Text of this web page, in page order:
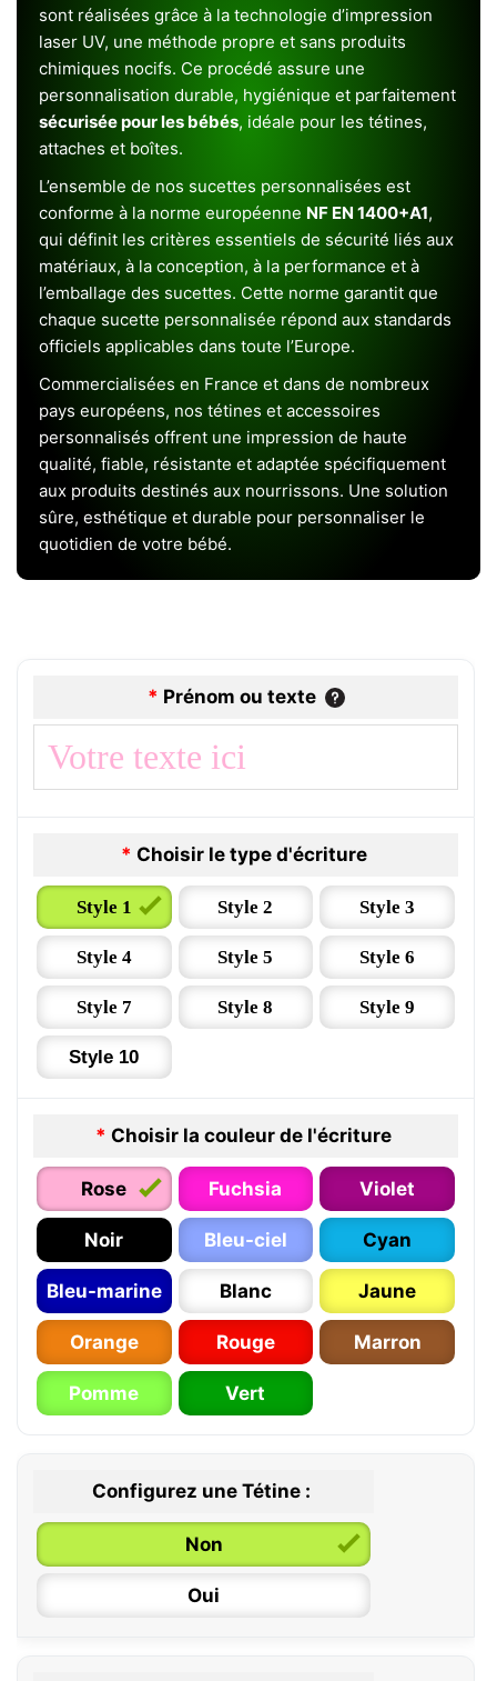
sont réalisées grâce à la technologie d’impression
laser UV, une méthode propre et sans produits
chimiques nocifs. Ce procédé assure une
personnalisation durable, hygiénique et parfaitement
sécurisée pour les bébés, idéale pour les tétines,
attaches et boîtes.
L’ensemble de nos sucettes personnalisées est
conforme à la norme européenne NF EN 1400+A1,
qui définit les critères essentiels de sécurité liés aux
matériaux, à la conception, à la performance et à
l’emballage des sucettes. Cette norme garantit que
chaque sucette personnalisée répond aux standards
officiels applicables dans toute l’Europe.
Commercialisées en France et dans de nombreux
pays européens, nos tétines et accessoires
personnalisés offrent une impression de haute
qualité, fiable, résistante et adaptée spécifiquement
aux produits destinés aux nourrissons. Une solution
sûre, esthétique et durable pour personnaliser le
quotidien de votre bébé.
* Prénom ou texte
* Choisir le type d'écriture
Style 1 Style 2 Style 3
Style 4 Style 5 Style 6
Style 7 Style 8 Style 9
Style 10
* Choisir la couleur de l'écriture
Rose Fuchsia Violet
Noir Bleu-ciel Cyan
Bleu-marine Blanc Jaune
Orange Rouge Marron
Pomme Vert
Configurez une Tétine :
Non
Oui